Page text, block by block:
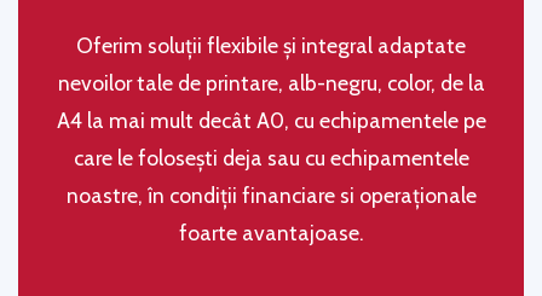
Oferim soluţii flexibile şi integral adaptate
nevoilor tale de printare, alb-negru, color, de la
A4 la mai mult decât A0, cu echipamentele pe
care le folosești deja sau cu echipamentele
noastre, în condiţii financiare si operaţionale
foarte avantajoase.